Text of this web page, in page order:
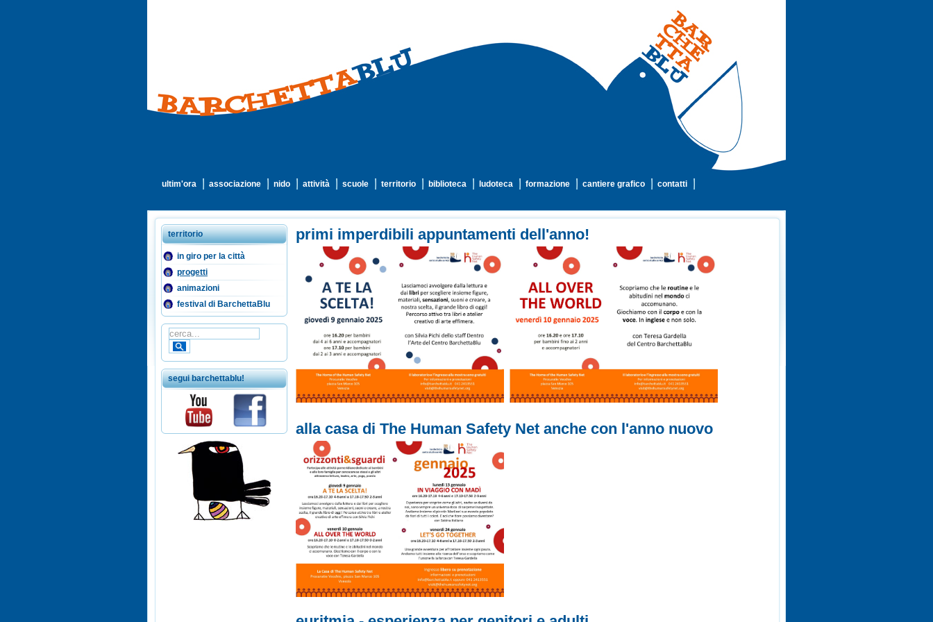
ultim'ora associazione nido attività scuole territorio biblioteca ludoteca formazione cantiere grafico contatti
territorio
in giro per la città
progetti
animazioni
festival di BarchettaBlu
segui barchettablu!
primi imperdibili appuntamenti dell'anno!
alla casa di The Human Safety Net anche con l'anno nuovo